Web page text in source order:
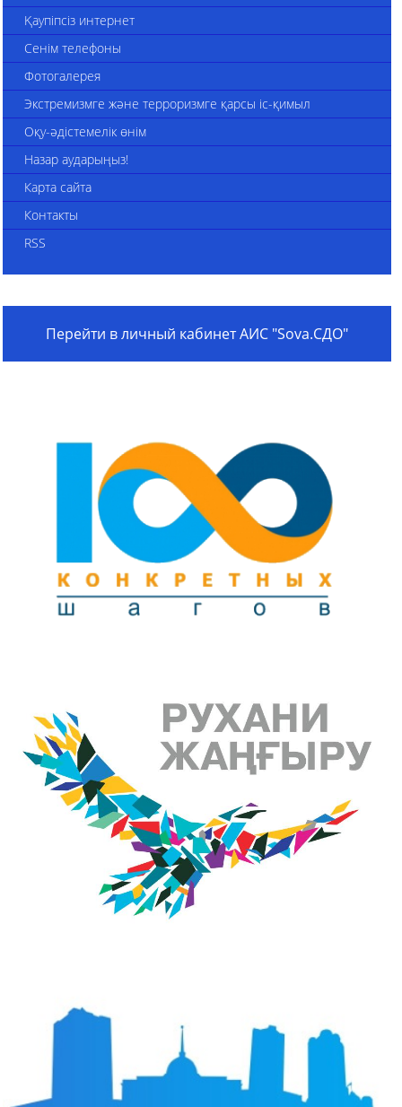
Қаупіпсіз интернет
Сенім телефоны
Фотогалерея
Экстремизмге және терроризмге қарсы іс-қимыл
Оқу-әдістемелік өнім
Назар аударыңыз!
Карта сайта
Контакты
RSS
Перейти в личный кабинет АИС "Sova.СДО"